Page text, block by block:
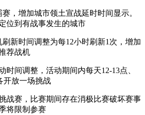
增加城市领土宣战延时时间显示。
位到有战事发生的城市
时间调整为每12小时刷新1次，增加
荐战机
间调整，活动期间内每天12-13点、
开放一场挑战
赛，比赛期间存在消极比赛破坏赛事
将限制参赛